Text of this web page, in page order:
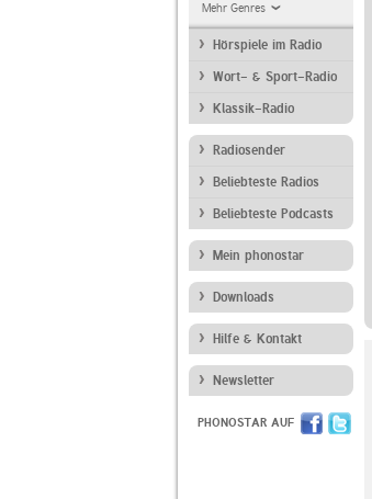
Mehr Genres
Hörspiele im Radio
Wort- & Sport-Radio
Klassik-Radio
Radiosender
Beliebteste Radios
Beliebteste Podcasts
Mein phonostar
Downloads
Hilfe & Kontakt
Newsletter
PHONOSTAR AUF